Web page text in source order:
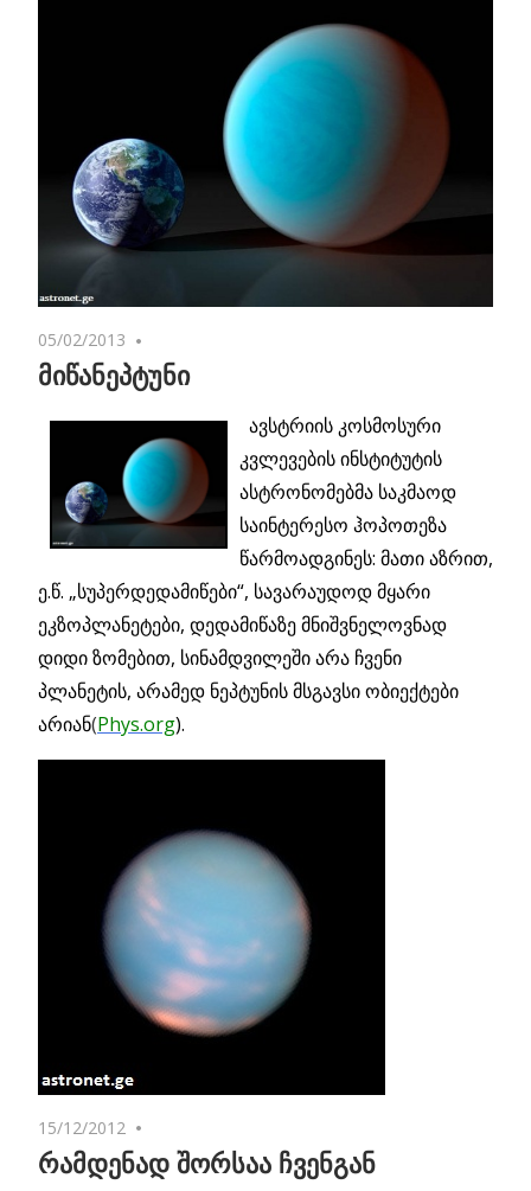
05/02/2013
მიწანეპტუნი
ავსტრიის კოსმოსური
კვლევების ინსტიტუტის
ასტრონომებმა საკმაოდ
საინტერესო ჰოპოთეზა
წარმოადგინეს: მათი აზრით,
ე.წ. „სუპერდედამიწები“, სავარაუდოდ მყარი
ეკზოპლანეტები, დედამიწაზე მნიშვნელოვნად
დიდი ზომებით, სინამდვილეში არა ჩვენი
პლანეტის, არამედ ნეპტუნის მსგავსი ობიექტები
არიან(Phys.org).
15/12/2012
რამდენად შორსაა ჩვენგან